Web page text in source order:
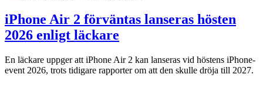
iPhone Air 2 förväntas lanseras hösten
2026 enligt läckare
En läckare uppger att iPhone Air 2 kan lanseras vid höstens iPhone-
event 2026, trots tidigare rapporter om att den skulle dröja till 2027.